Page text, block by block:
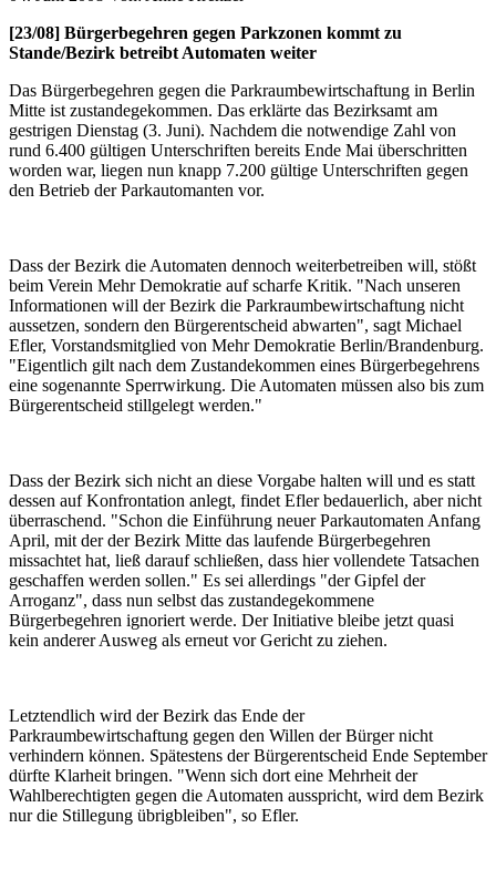
[23/08] Bürgerbegehren gegen Parkzonen kommt zu
Stande/Bezirk betreibt Automaten weiter
Das Bürgerbegehren gegen die Parkraumbewirtschaftung in Berlin
Mitte ist zustandegekommen. Das erklärte das Bezirksamt am
gestrigen Dienstag (3. Juni). Nachdem die notwendige Zahl von
rund 6.400 gültigen Unterschriften bereits Ende Mai überschritten
worden war, liegen nun knapp 7.200 gültige Unterschriften gegen
den Betrieb der Parkautomanten vor.
Dass der Bezirk die Automaten dennoch weiterbetreiben will, stößt
beim Verein Mehr Demokratie auf scharfe Kritik. "Nach unseren
Informationen will der Bezirk die Parkraumbewirtschaftung nicht
aussetzen, sondern den Bürgerentscheid abwarten", sagt Michael
Efler, Vorstandsmitglied von Mehr Demokratie Berlin/Brandenburg.
"Eigentlich gilt nach dem Zustandekommen eines Bürgerbegehrens
eine sogenannte Sperrwirkung. Die Automaten müssen also bis zum
Bürgerentscheid stillgelegt werden."
Dass der Bezirk sich nicht an diese Vorgabe halten will und es statt
dessen auf Konfrontation anlegt, findet Efler bedauerlich, aber nicht
überraschend. "Schon die Einführung neuer Parkautomaten Anfang
April, mit der der Bezirk Mitte das laufende Bürgerbegehren
missachtet hat, ließ darauf schließen, dass hier vollendete Tatsachen
geschaffen werden sollen." Es sei allerdings "der Gipfel der
Arroganz", dass nun selbst das zustandegekommene
Bürgerbegehren ignoriert werde. Der Initiative bleibe jetzt quasi
kein anderer Ausweg als erneut vor Gericht zu ziehen.
Letztendlich wird der Bezirk das Ende der
Parkraumbewirtschaftung gegen den Willen der Bürger nicht
verhindern können. Spätestens der Bürgerentscheid Ende September
dürfte Klarheit bringen. "Wenn sich dort eine Mehrheit der
Wahlberechtigten gegen die Automaten ausspricht, wird dem Bezirk
nur die Stillegung übrigbleiben", so Efler.